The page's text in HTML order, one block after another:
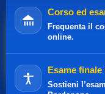
Corso ed
Frequenta il
online.
Esame
Sostieni